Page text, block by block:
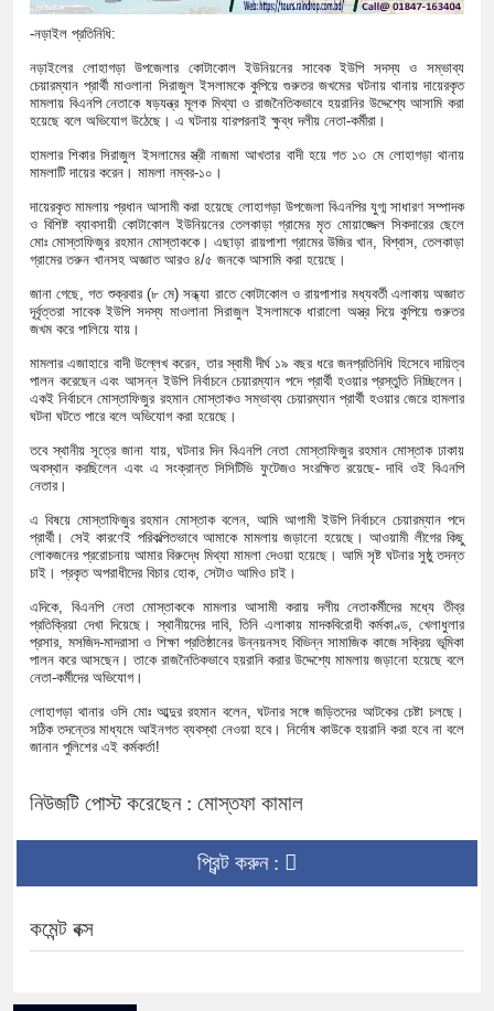
-নড়াইল প্রতিনিধি:
নড়াইলের লোহাগড়া উপজেলার কোটাকোল ইউনিয়নের সাবেক ইউপি সদস্য ও সম্ভাব্য
চেয়ারম্যান প্রার্থী মাওলানা সিরাজুল ইসলামকে কুপিয়ে গুরুতর জখমের ঘটনায় থানায় দায়েরকৃত
মামলায় বিএনপি নেতাকে ষড়যন্ত্র মূলক মিথ্যা ও রাজনৈতিকভাবে হয়রানির উদ্দেশ্যে আসামি করা
হয়েছে বলে অভিযোগ উঠেছে। এ ঘটনায় যারপরনাই ক্ষুব্ধ দলীয় নেতা-কর্মীরা।
হামলার শিকার সিরাজুল ইসলামের স্ত্রী নাজমা আখতার বাদী হয়ে গত ১৩ মে লোহাগড়া থানায়
মামলাটি দায়ের করেন। মামলা নম্বর-১০।
দায়েরকৃত মামলায় প্রধান আসামী করা হয়েছে লোহাগড়া উপজেলা বিএনপির যুগ্ম সাধারণ সম্পাদক
ও বিশিষ্ট ব্যাবসায়ী কোটাকোল ইউনিয়নের তেলকাড়া গ্রামের মৃত মোয়াজ্জেল সিকদারের ছেলে
মোঃ মোস্তাফিজুর রহমান মোস্তাককে। এছাড়া রায়পাশা গ্রামের উজির খান, বিশ্বাস, তেলকাড়া
গ্রামের তরুন খানসহ অজ্ঞাত আরও ৪/৫ জনকে আসামি করা হয়েছে।
জানা গেছে, গত শুক্রবার (৮ মে) সন্ধ্যা রাতে কোটাকোল ও রায়পাশার মধ্যবর্তী এলাকায় অজ্ঞাত
দূর্বৃত্তরা সাবেক ইউপি সদস্য মাওলানা সিরাজুল ইসলামকে ধারালো অস্ত্র দিয়ে কুপিয়ে গুরুতর
জখম করে পালিয়ে যায়।
মামলার এজাহারে বাদী উল্লেখ করেন, তার স্বামী দীর্ঘ ১৯ বছর ধরে জনপ্রতিনিধি হিসেবে দায়িত্ব
পালন করেছেন এবং আসন্ন ইউপি নির্বাচনে চেয়ারম্যান পদে প্রার্থী হওয়ার প্রস্তুতি নিচ্ছিলেন।
একই নির্বাচনে মোস্তাফিজুর রহমান মোস্তাকও সম্ভাব্য চেয়ারম্যান প্রার্থী হওয়ার জেরে হামলার
ঘটনা ঘটতে পারে বলে অভিযোগ করা হয়েছে।
তবে স্থানীয় সূত্রে জানা যায়, ঘটনার দিন বিএনপি নেতা মোস্তাফিজুর রহমান মোস্তাক ঢাকায়
অবস্থান করছিলেন এবং এ সংক্রান্ত সিসিটিভি ফুটেজও সংরক্ষিত রয়েছে- দাবি ওই বিএনপি
নেতার।
এ বিষয়ে মোস্তাফিজুর রহমান মোস্তাক বলেন, আমি আগামী ইউপি নির্বাচনে চেয়ারম্যান পদে
প্রার্থী। সেই কারণেই পরিকল্পিতভাবে আমাকে মামলায় জড়ানো হয়েছে। আওয়ামী লীগের কিছু
লোকজনের প্ররোচনায় আমার বিরুদ্ধে মিথ্যা মামলা দেওয়া হয়েছে। আমি সৃষ্ট ঘটনার সুষ্ঠু তদন্ত
চাই। প্রকৃত অপরাধীদের বিচার হোক, সেটাও আমিও চাই।
এদিকে, বিএনপি নেতা মোস্তাককে মামলার আসামী করায় দলীয় নেতাকর্মীদের মধ্যে তীব্র
প্রতিক্রিয়া দেখা দিয়েছে। স্থানীয়দের দাবি, তিনি এলাকায় মাদকবিরোধী কর্মকাণ্ড, খেলাধুলার
প্রসার, মসজিদ-মাদরাসা ও শিক্ষা প্রতিষ্ঠানের উন্নয়নসহ বিভিন্ন সামাজিক কাজে সক্রিয় ভূমিকা
পালন করে আসছেন। তাকে রাজনৈতিকভাবে হয়রানি করার উদ্দেশ্যে মামলায় জড়ানো হয়েছে বলে
নেতা-কর্মীদের অভিযোগ।
লোহাগড়া থানার ওসি মোঃ আব্দুর রহমান বলেন, ঘটনার সঙ্গে জড়িতদের আটকের চেষ্টা চলছে।
সঠিক তদন্তের মাধ্যমে আইনগত ব্যবস্থা নেওয়া হবে। নির্দোষ কাউকে হয়রানি করা হবে না বলে
জানান পুলিশের এই কর্মকর্তা!
নিউজটি পোস্ট করেছেন : মোস্তফা কামাল
প্রিন্ট করুন :
কমেন্ট বক্স